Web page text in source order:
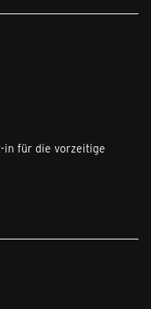
für die vorzeitige